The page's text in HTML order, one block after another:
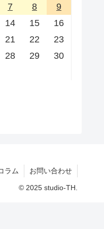
7 8
9
14 15
16
21 22
23
28 29
30
ラム お問い合わせ
© 2025 studio-TH.